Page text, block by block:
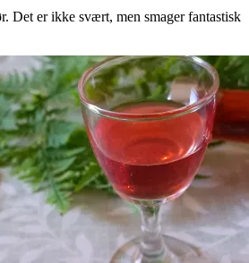
Det er ikke svært, men smager fantastisk